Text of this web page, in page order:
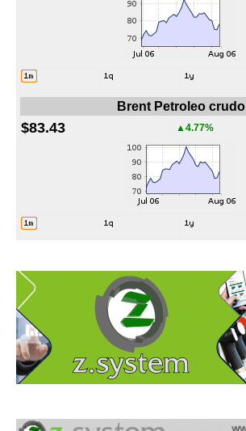
Brent Petroleo crudo
$83.43 ▲4.77%